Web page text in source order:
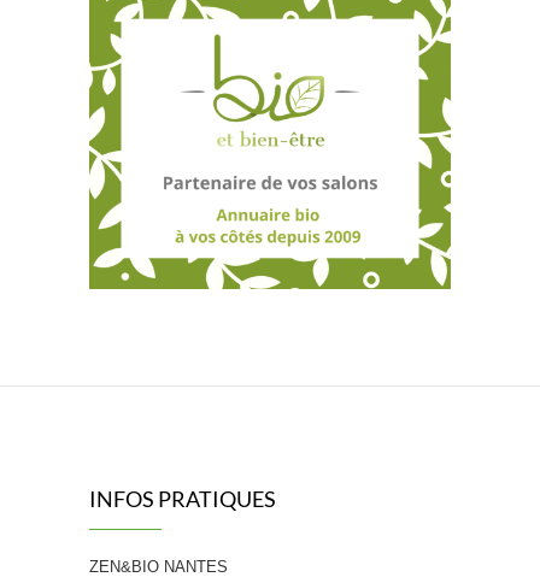
INFOS PRATIQUES
ZEN&BIO NANTES